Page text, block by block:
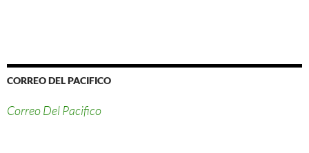
CORREO DEL PACIFICO
Correo Del Pacifico